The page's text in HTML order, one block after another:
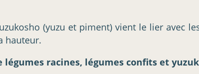
(yuzu et piment) vient le lier avec
hauteur.
légumes racines, légumes confits et